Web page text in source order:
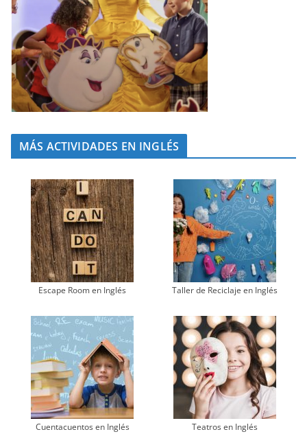
MÁS ACTIVIDADES EN INGLÉS
Escape Room en Inglés Taller de Reciclaje en Inglés
Cuentacuentos en Inglés Teatros en Inglés